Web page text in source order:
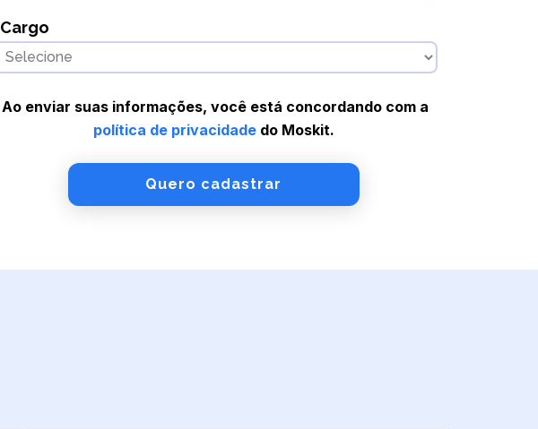
Cargo
Ao enviar suas informações, você está concordando com a
política de privacidadedo Moskit.